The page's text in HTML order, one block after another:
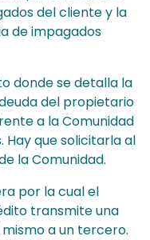
del cliente y la
de impagados
donde se detalla la
del propietario
a la Comunidad
Hay que solicitarla al
la Comunidad.
por la cual el
transmite una
a un tercero.